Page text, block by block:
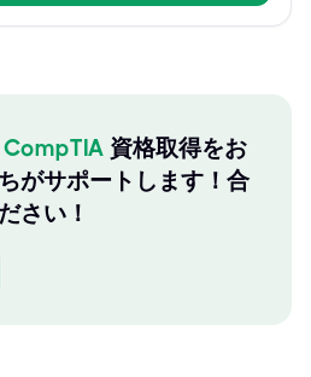
CompTIA 資格取得をお
がサポートします！合
さい！